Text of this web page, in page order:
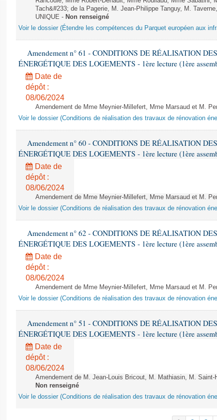
Tach&#233; de la Pagerie, M. Jean-Philippe Tanguy, M.
UNIQUE - Non renseigné
Voir le dossier (Étendre les compétences du Parquet européen aux
Amendement n° 61 - CONDITIONS DE RÉALISATION
ÉNERGÉTIQUE DES LOGEMENTS - 1ère lecture (1ère
Date de
dépôt :
08/06/2024
Amendement de Mme Meynier-Millefert, Mme Marsaud et M.
Voir le dossier (Conditions de réalisation des travaux de rénovation
Amendement n° 60 - CONDITIONS DE RÉALISATION
ÉNERGÉTIQUE DES LOGEMENTS - 1ère lecture (1ère
Date de
dépôt :
08/06/2024
Amendement de Mme Meynier-Millefert, Mme Marsaud et M.
Voir le dossier (Conditions de réalisation des travaux de rénovation
Amendement n° 62 - CONDITIONS DE RÉALISATION
ÉNERGÉTIQUE DES LOGEMENTS - 1ère lecture (1ère
Date de
dépôt :
08/06/2024
Amendement de Mme Meynier-Millefert, Mme Marsaud et M.
Voir le dossier (Conditions de réalisation des travaux de rénovation
Amendement n° 51 - CONDITIONS DE RÉALISATION
ÉNERGÉTIQUE DES LOGEMENTS - 1ère lecture (1ère
Date de
dépôt :
08/06/2024
Amendement de M. Jean-Louis Bricout, M. Mathiasin, M.
Non renseigné
Voir le dossier (Conditions de réalisation des travaux de rénovation